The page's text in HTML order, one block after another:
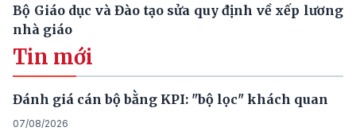
Bộ Giáo dục và Đào tạo sửa quy định về xếp lương
nhà giáo
Tin mới
Đánh giá cán bộ bằng KPI: "bộ lọc" khách quan
07/08/2026